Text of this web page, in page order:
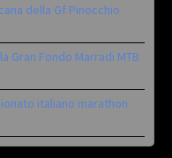
della Gf Pinocchio
Gran Fondo Marradi MTB
italiano marathon